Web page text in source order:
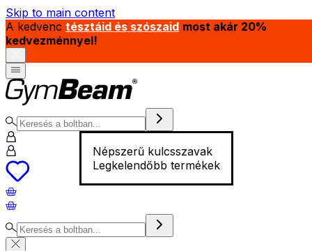
Skip to main content
A kedvenc tésztáid és szószaid most akár 20%
kedvezménnyel!
Népszerű kulcsszavak
Legkelendőbb termékek